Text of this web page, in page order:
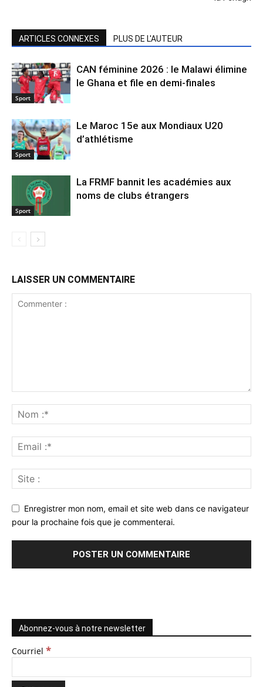
ARTICLES CONNEXES PLUS DE L'AUTEUR
Sport
CAN féminine 2026 : le Malawi élimine
le Ghana et file en demi-finales
Sport
Le Maroc 15e aux Mondiaux U20
d’athlétisme
Sport
La FRMF bannit les académies aux
noms de clubs étrangers
LAISSER UN COMMENTAIRE
Enregistrer mon nom, email et site web dans ce navigateur
pour la prochaine fois que je commenterai.
Abonnez-vous à notre newsletter
Courriel *